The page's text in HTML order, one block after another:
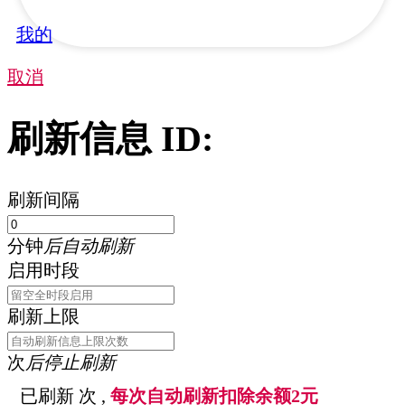
我的
取消
刷新信息 ID:
刷新间隔
分钟后自动刷新
启用时段
刷新上限
次 后停止刷新
已刷新 次 , 每次自动刷新扣除余额2元